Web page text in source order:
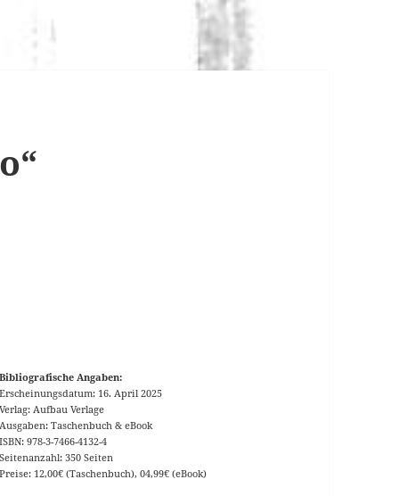
Bibliografische Angaben:
Erscheinungsdatum: 16. April 2025
Verlag: Aufbau Verlage
Ausgaben: Taschenbuch & eBook
ISBN: 978-3-7466-4132-4
Seitenanzahl: 350 Seiten
Preise: 12,00€ (Taschenbuch), 04,99€ (eBook)